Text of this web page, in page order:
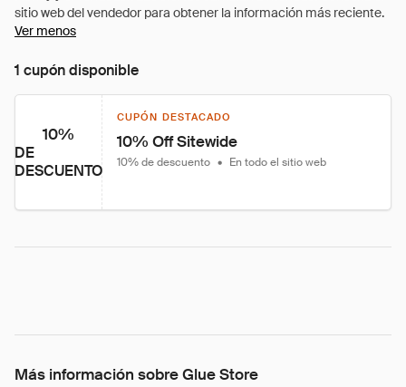
Ver menos
1 cupón disponible
10%
DE
DESCUENTO
CUPÓN DESTACADO
10% Off Sitewide
10% de descuento • En todo el sitio web
Más información sobre Glue Store